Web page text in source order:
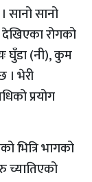
सानो सानो
देखिएका रोगको
घुँडा (नी), कुम
। भेरी
प्रयोग
भित्रि भागको
च्यातिएको